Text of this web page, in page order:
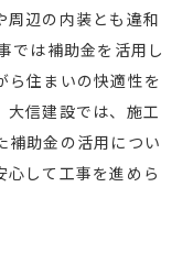
周辺の内装とも違和
では補助金を活用し
ら住まいの快適性を
大信建設では、施工
補助金の活用につい
して工事を進めら